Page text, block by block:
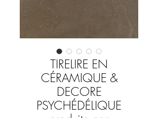
TIRELIRE EN
CÉRAMIQUE &
DECORE
PSYCHÉDÉLIQUE